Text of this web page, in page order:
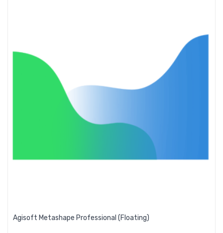
Agisoft Metashape Professional (Floating)